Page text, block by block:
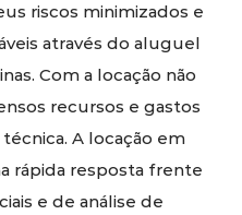
riscos minimizados e
através do aluguel
Com a locação não
recursos e gastos
A locação em
rápida resposta frente
e de análise de